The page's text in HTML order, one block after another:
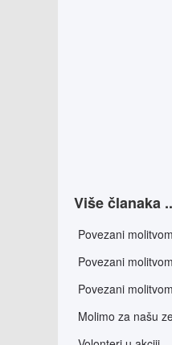
Više članaka
Povezani
Povezani
Povezani
Molimo za našu